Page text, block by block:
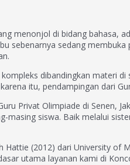
menonjol di bidang bahasa,
sebenarnya sedang
dibandingkan materi
itu, pendampingan dari
Privat Olimpiade di Senen,
masing siswa. Baik melalui
(2012) dari University
utama layanan kami di